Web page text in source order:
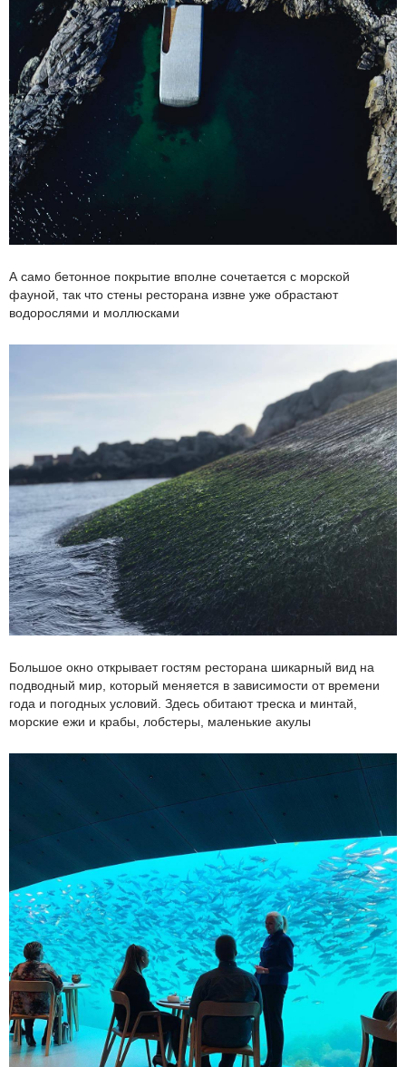
А само бетонное покрытие вполне сочетается с морской
фауной, так что стены ресторана извне уже обрастают
водорослями и моллюсками
Большое окно открывает гостям ресторана шикарный вид на
подводный мир, который меняется в зависимости от времени
года и погодных условий. Здесь обитают треска и минтай,
морские ежи и крабы, лобстеры, маленькие акулы